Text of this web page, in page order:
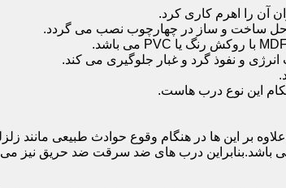
آن را اهرم کاری کرد.
ساخت و ساز در چهارچوب نصب می گردد.
و نفوذ گرد و غبار جلوگیری می کند.
این نوع درب هاست.
بر این ها در هنگام وقوع حوادث طبیعی مانند
درب های ضد سرقت ضد حریق نیز می